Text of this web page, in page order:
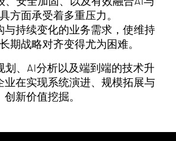
方面承受着多重压力。
与持续变化的业务需求，使维持
期战略对齐变得尤为困难。
划、AI分析以及端到端的技术升
业在实现系统演进、规模拓展与
创新价值挖掘。